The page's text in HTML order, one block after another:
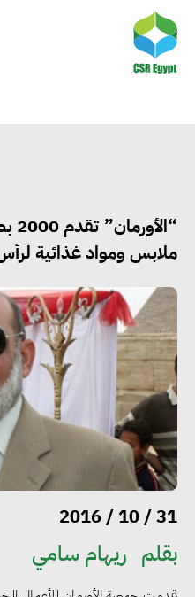
ملابس ومواد غذائية
31 / 10 / 2016
بقلم ريهام سامي